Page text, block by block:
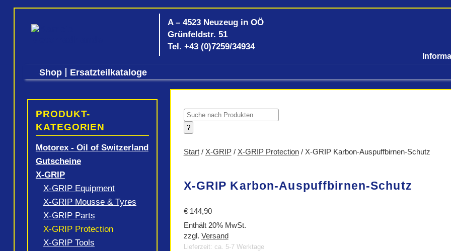
A – 4523 Neuzeug in OÖ
Grünfeldstr. 51
Tel. +43 (0)7259/34934
Shop Ersatzteilkataloge
PRODUKT-
KATEGORIEN
Motorex - Oil of Switzerland
Gutscheine
X-GRIP
X-GRIP Equipment
X-GRIP Mousse & Tyres
X-GRIP Parts
X-GRIP Protection
X-GRIP Tools
Products
search
?
Start/ X-GRIP/ X-GRIP Protection/ X-GRIP Karbon-Auspuffbirnen-Schutz
X-GRIP Karbon-Auspuffbirnen-Schutz
€144,90
Enthält 20% MwSt.
zzgl. Versand
Lieferzeit: ca. 5-7 Werktage